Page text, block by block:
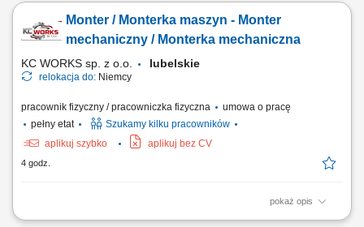
rdzy i innych zanieczyszczeń; wykonywanie prac związanych ze
śrutowaniem konstrukcji stalowych; przygotowanie elementów do
Monter / Monterka maszyn - Monter
mechaniczny / Monterka mechaniczna
KC WORKS sp. z o.o. lubelskie
relokacja do: Niemcy
pracownik fizyczny / pracowniczka fizyczna
umowa o pracę
pełny etat
Szukamy kilku pracowników
aplikuj szybko
aplikuj bez CV
4 godz.
pokaż opis
Praca obejmuje międzynarodowe montaże, instalacje oraz prace